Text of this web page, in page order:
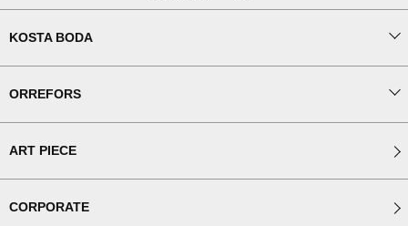
KOSTA BODA
ORREFORS
ART PIECE
CORPORATE